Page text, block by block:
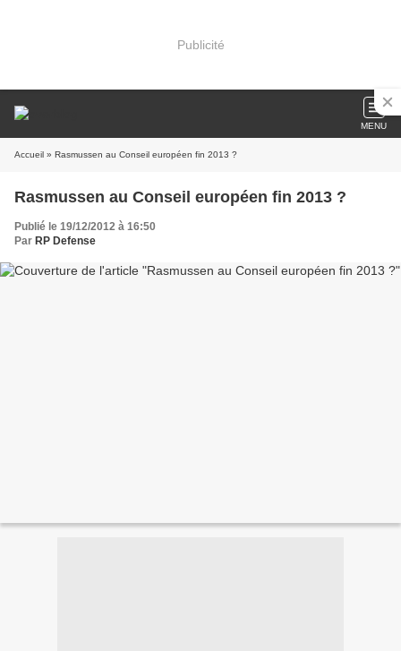
Publicité
MENU
Accueil » Rasmussen au Conseil européen fin 2013 ?
Rasmussen au Conseil européen fin 2013 ?
Publié le 19/12/2012 à 16:50
Par RP Defense